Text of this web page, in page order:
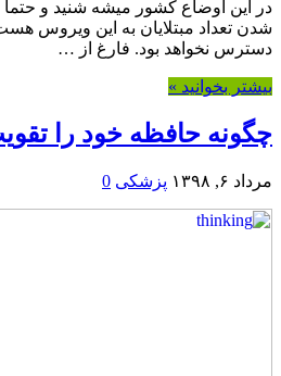
در این اوضاع کشور میشه شنید و حتما
شدن تعداد مبتلایان به این ویروس
دسترس نخواهد بود. فارغ از …
بیشتر بخوانید »
چگونه حافظه خود را
مرداد ۶, ۱۳۹۸ پزشکی 0